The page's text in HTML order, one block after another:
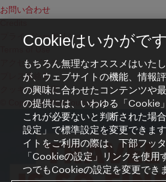
お問い合わせ
プライバシーポリシー
アクセシビリティ
プレス連絡先
クッキーの設定
© Copyright WienTourismus
Cookieはいかがで
もちろん無理なオススメはいた
が、ウェブサイトの機能、情報
の興味に合わせたコンテンツや
の提供には、いわゆる「Cookie
これが必要ないと判断された場
設定」で標準設定を変更できま
イトをご利用の際は、下部フッ
「Cookieの設定」リンクを使用
つでもCookieの設定を変更でき